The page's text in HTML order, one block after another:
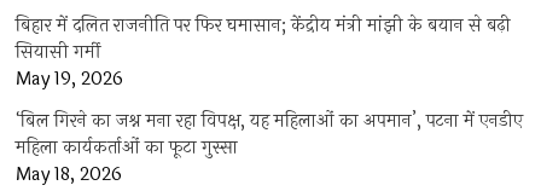
बिहार में दलित राजनीति पर फिर घमासान; केंद्रीय मंत्री मांझी के बयान से बढ़ी
सियासी गर्मी
May 19, 2026
‘बिल गिरने का जश्न मना रहा विपक्ष, यह महिलाओं का अपमान’, पटना में एनडीए
महिला कार्यकर्ताओं का फूटा गुस्सा
May 18, 2026